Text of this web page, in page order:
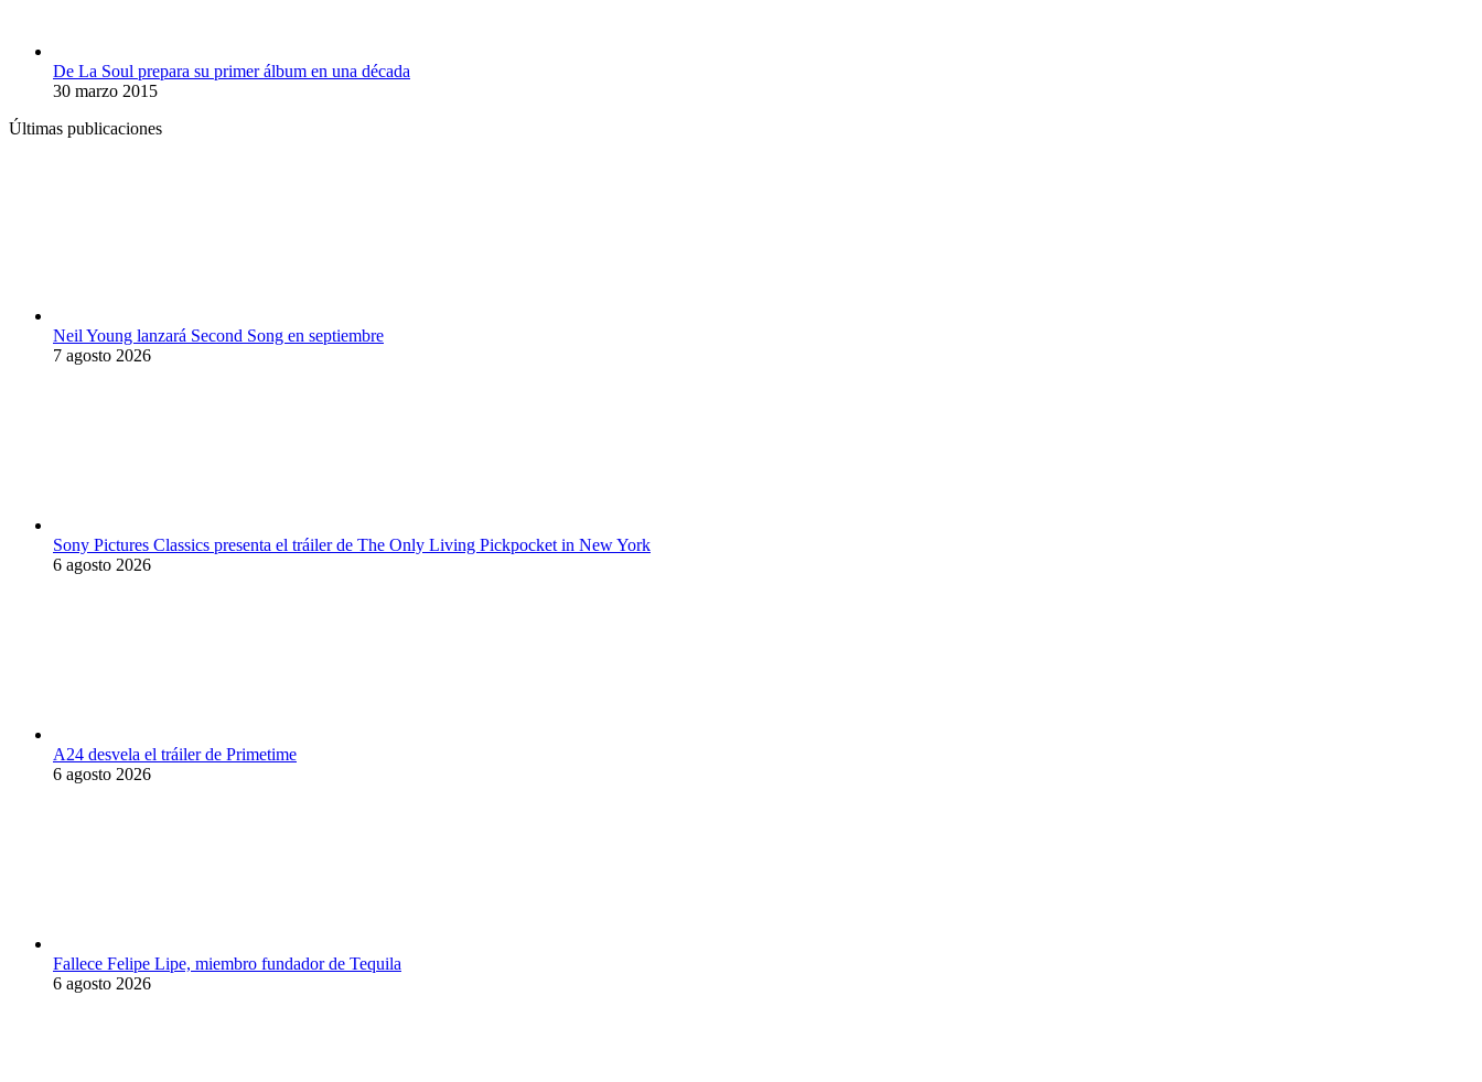
De La Soul prepara su primer álbum en una década
30 marzo 2015
Últimas publicaciones
Neil Young lanzará Second Song en septiembre
7 agosto 2026
Sony Pictures Classics presenta el tráiler de The Only Living Pickpocket in New York
6 agosto 2026
A24 desvela el tráiler de Primetime
6 agosto 2026
Fallece Felipe Lipe, miembro fundador de Tequila
6 agosto 2026